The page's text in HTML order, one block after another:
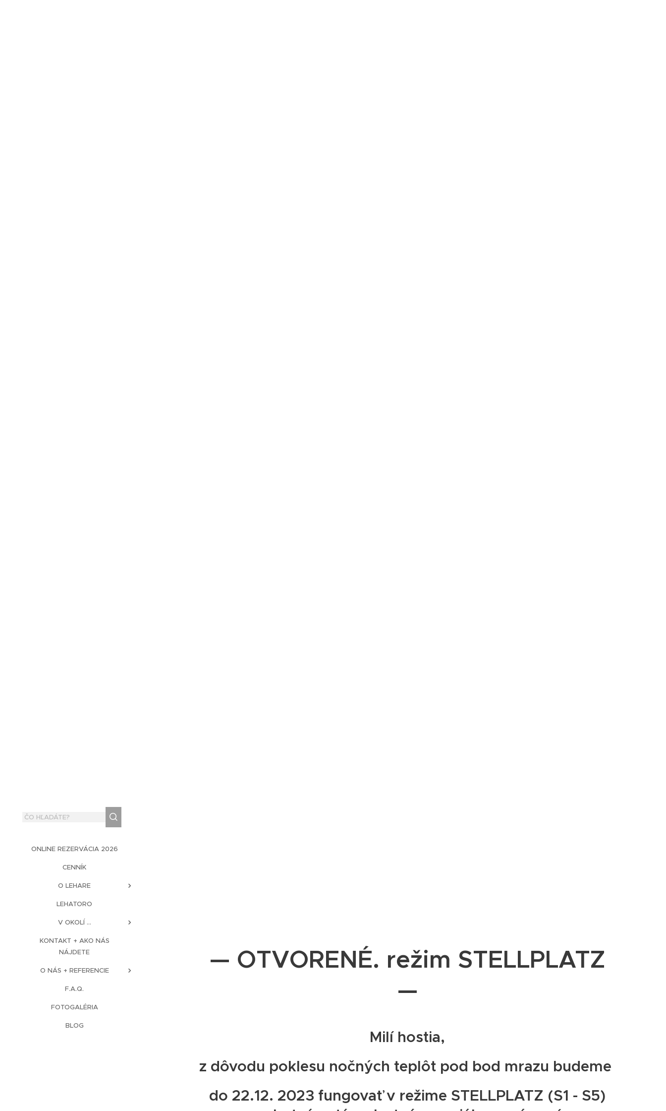
ONLINE REZERVÁCIA 2026
CENNÍK
O LEHARE
LEHATORO
V OKOLÍ ...
KONTAKT + AKO NÁS
NÁJDETE
O NÁS + REFERENCIE
F.A.Q.
FOTOGALÉRIA
BLOG
— OTVORENÉ. režim STELLPLATZ
—
Milí hostia,
z dôvodu poklesu nočných teplôt pod bod mrazu budeme
do 22.12. 2023 fungovať v režime STELLPLATZ (S1 - S5)